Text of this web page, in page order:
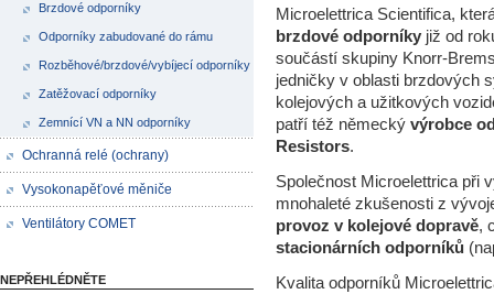
Brzdové odporníky
Odporníky zabudované do rámu
Rozběhové/brzdové/vybíjecí odporníky
Zatěžovací odporníky
Zemnící VN a NN odporníky
Ochranná relé (ochrany)
Vysokonapěťové měniče
Ventilátory COMET
NEPŘEHLÉDNĚTE
Microelettrica Scientifica,
brzdové odporníky již od
součástí skupiny Knorr-
jedničky v oblasti brzdových
kolejových a užitkových
patří též německý výrobce
Resistors.
Společnost Microelettrica při
mnohaleté zkušenosti z
provoz v kolejové dopravě,
stacionárních odporníků
Kvalita odporníků